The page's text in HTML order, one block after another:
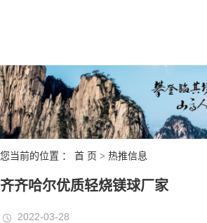
您当前的位置 ： 首 页 > 热推信息
齐齐哈尔优质轻烧镁球厂家
2022-03-28